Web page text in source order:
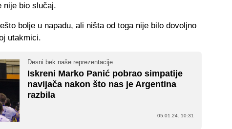
nije bio slučaj.
bolje u napadu, ali ništa od toga nije bilo dovoljno
utakmici.
Desni bek naše reprezentacije
Iskreni Marko Panić pobrao simpatije
navijača nakon što nas je Argentina
razbila
05.01.24. 10:31